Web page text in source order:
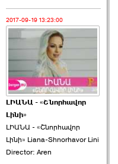
2017-09-19 13:23:00
ԼԻԱՆԱ - «Շնորհավոր
Լինի»
ԼԻԱՆԱ - «Շնորհավոր
Լինի» Liana-Shnorhavor Lini
Director: Aren